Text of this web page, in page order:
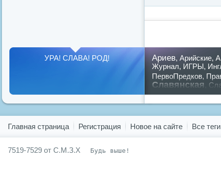
Ариев, Арийские,
Журнал, ИГРЫ,
ПервоПредков,
Славянская
предков,путин,
УРА! СЛАВА! РОД!
Главная страница Регистрация Новое на сайте Все теги
7519-7529 от С.М.З.Х Будь выше!